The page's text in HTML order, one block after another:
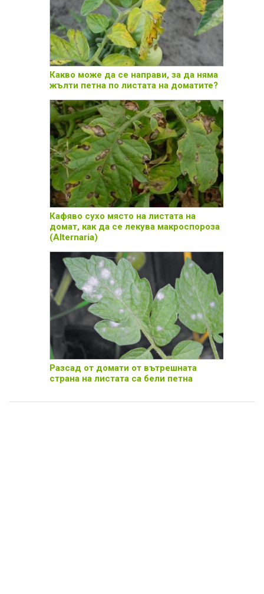
Какво може да се направи, за да няма
жълти петна по листата на доматите?
Кафяво сухо място на листата на
домат, как да се лекува макроспороза
(Alternaria)
Разсад от домати от вътрешната
страна на листата са бели петна